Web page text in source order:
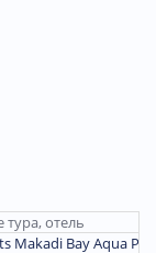
тура, отель
Makadi Bay Aqua